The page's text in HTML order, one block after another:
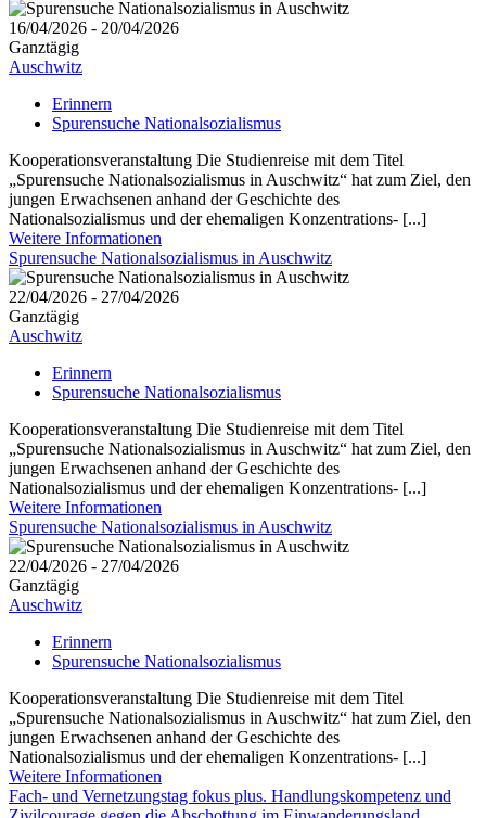
16/04/2026 - 20/04/2026
Ganztägig
Auschwitz
Erinnern
Spurensuche Nationalsozialismus
Kooperationsveranstaltung Die Studienreise mit dem Titel
„Spurensuche Nationalsozialismus in Auschwitz“ hat zum Ziel, den
jungen Erwachsenen anhand der Geschichte des
Nationalsozialismus und der ehemaligen Konzentrations- [...]
Weitere Informationen
Spurensuche Nationalsozialismus in Auschwitz
22/04/2026 - 27/04/2026
Ganztägig
Auschwitz
Erinnern
Spurensuche Nationalsozialismus
Kooperationsveranstaltung Die Studienreise mit dem Titel
„Spurensuche Nationalsozialismus in Auschwitz“ hat zum Ziel, den
jungen Erwachsenen anhand der Geschichte des
Nationalsozialismus und der ehemaligen Konzentrations- [...]
Weitere Informationen
Spurensuche Nationalsozialismus in Auschwitz
22/04/2026 - 27/04/2026
Ganztägig
Auschwitz
Erinnern
Spurensuche Nationalsozialismus
Kooperationsveranstaltung Die Studienreise mit dem Titel
„Spurensuche Nationalsozialismus in Auschwitz“ hat zum Ziel, den
jungen Erwachsenen anhand der Geschichte des
Nationalsozialismus und der ehemaligen Konzentrations- [...]
Weitere Informationen
Fach- und Vernetzungstag fokus plus. Handlungskompetenz und